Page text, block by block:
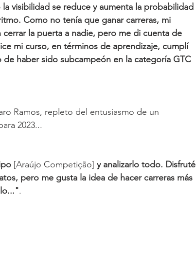
visibilidad se reduce y aumenta la probabilidad
Como no tenía que ganar carreras, mi
la puerta a nadie, pero me di cuenta de
mi curso, en términos de aprendizaje, cumplí
haber sido subcampeón en la categoría GTC
Ramos, repleto del entusiasmo de un
2023...
[Araújo Competição] y analizarlo todo. Disfruté
pero me gusta la idea de hacer carreras más
.